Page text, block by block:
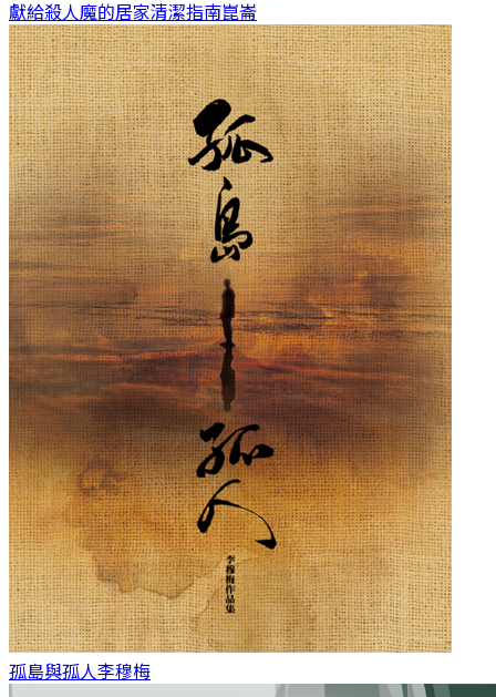
獻給殺人魔的居家清潔指南崑崙
孤島與孤人李穆梅